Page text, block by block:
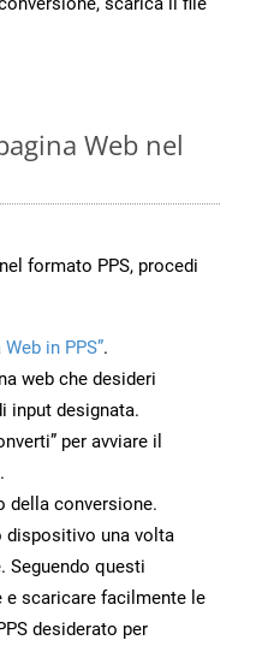
Web nel
formato PPS, procedi
Web in PPS”.
web che desideri
input designata.
per avviare il
della conversione.
dispositivo una volta
Seguendo questi
e scaricare facilmente le
desiderato per